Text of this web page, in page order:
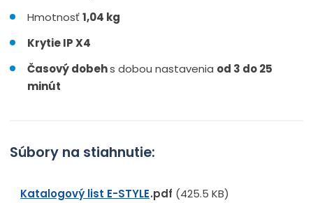
Hmotnosť1,04 kg
Krytie IP X4
Časový dobehs dobou nastavenia od 3 do 25
minút
Súbory na stiahnutie:
Katalogový list E-STYLE pdf (425.5 KB)